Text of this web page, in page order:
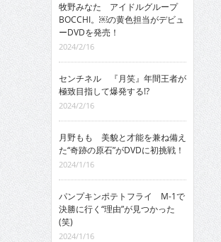
牧野みなた アイドルグループ
BOCCHI。￼の黄色担当がデビュ
ーDVDを発売！
2024/2/16
センチネル 『月笑』年間王者が
極致目指して爆発する!?
2024/2/16
月野もも 美貌と才能を兼ね備え
た“奇跡の原石”がDVDに初挑戦！
2024/1/16
パンプキンポテトフライ M-1で
決勝に行く“理由”が見つかった
(笑)
2024/1/16